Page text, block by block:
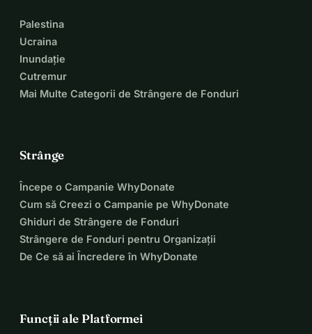
Palestina
Ucraina
Inundație
Cutremur
Mai Multe Categorii de Strângere de Fonduri
Strânge
Începe o Campanie WhyDonate
Cum să Creezi o Campanie pe WhyDonate
Ghiduri de Strângere de Fonduri
Strângere de Fonduri pentru Organizații
De Ce să ai Încredere în WhyDonate
Funcții ale Platformei